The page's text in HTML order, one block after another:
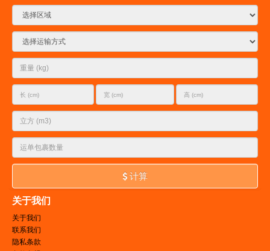
计算
关于我们
关于我们
联系我们
隐私条款